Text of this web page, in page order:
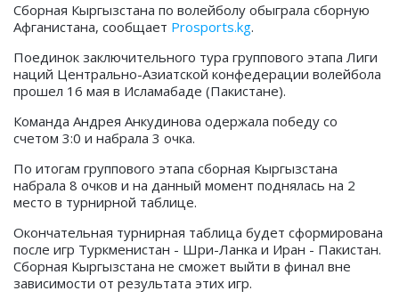
Сборная Кыргызстана по волейболу обыграла сборную
Афганистана, сообщает Prosports.kg.
Поединок заключительного тура группового этапа Лиги
наций Центрально-Азиатской конфедерации волейбола
прошел 16 мая в Исламабаде (Пакистане).
Команда Андрея Анкудинова одержала победу со
счетом 3:0 и набрала 3 очка.
По итогам группового этапа сборная Кыргызстана
набрала 8 очков и на данный момент поднялась на 2
место в турнирной таблице.
Окончательная турнирная таблица будет сформирована
после игр Туркменистан - Шри-Ланка и Иран - Пакистан.
Сборная Кыргызстана не сможет выйти в финал вне
зависимости от результата этих игр.